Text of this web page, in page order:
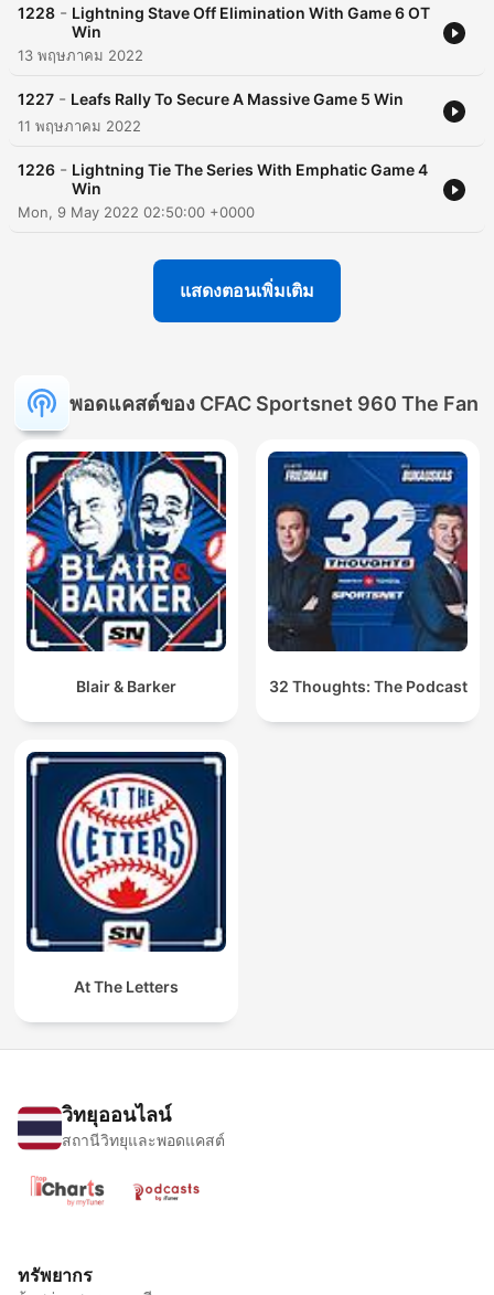
1228 - Lightning Stave Off Elimination With Game 6 OT
Win
13 พฤษภาคม 2022
1227 - Leafs Rally To Secure A Massive Game 5 Win
11 พฤษภาคม 2022
1226 - Lightning Tie The Series With Emphatic Game 4
Win
Mon, 9 May 2022 02:50:00 +0000
แสดงตอนเพิ่มเติม
พอดแคสต์ของ CFAC Sportsnet 960 The Fan
Blair & Barker 32 Thoughts: The Podcast
At The Letters
วิทยุออนไลน์
สถานีวิทยุและพอดแคสต์
ทรัพยากร